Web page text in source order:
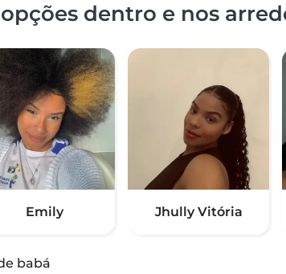
dentro e nos
Emily Jhully Vitória
babá